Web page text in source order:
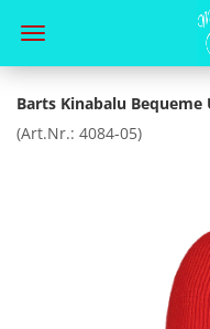
Barts Kinabalu Bequeme
(Art.Nr.: 4084-05)